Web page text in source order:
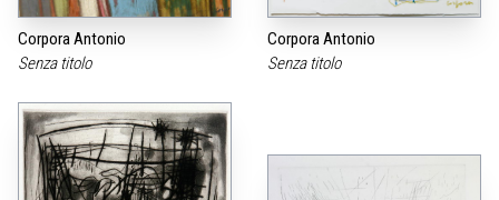
Corpora Antonio
Senza titolo
Corpora Antonio
Senza titolo